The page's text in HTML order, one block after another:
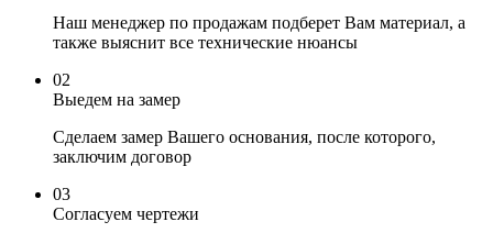
Наш менеджер по продажам подберет Вам материал, а
также выяснит все технические нюансы
02
Выедем на замер
Сделаем замер Вашего основания, после которого,
заключим договор
03
Согласуем чертежи